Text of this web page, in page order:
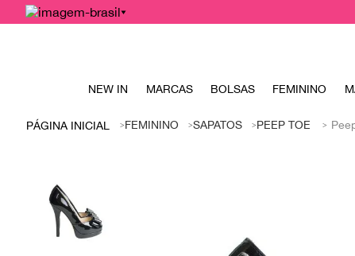
NEW IN MARCAS BOLSAS FEMININO
FEMININO SAPATOS PEEP TOE